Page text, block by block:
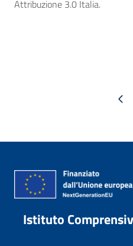
Attribuzione 3.0 Italia.
Pagina
Istituto